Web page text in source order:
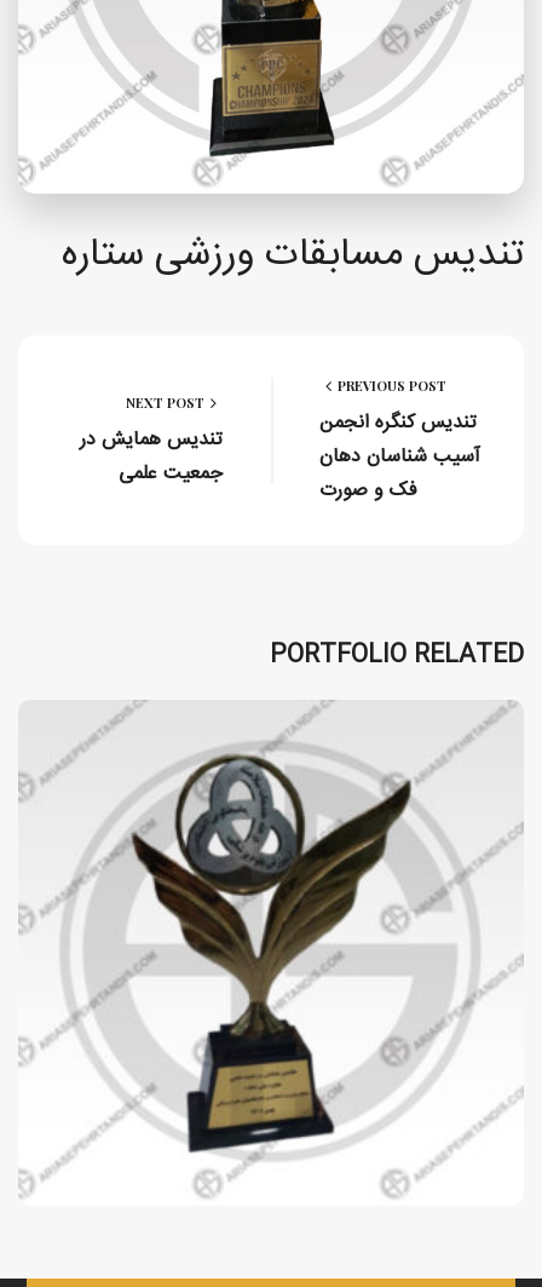
تندیس مسابقات ورزشی ستاره
PREVIOUS POST
تندیس کنگره انجمن
آسیب شناسان دهان
فک و صورت
NEXT POST
تندیس همایش در
جمعیت علمی
PORTFOLIO RELATED